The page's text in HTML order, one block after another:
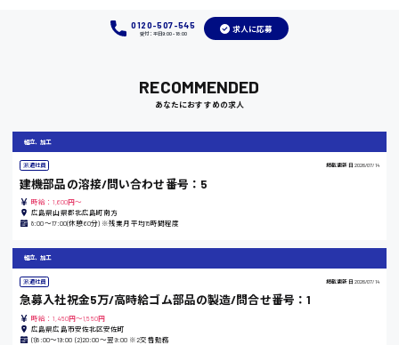
大阪府
竹原市
熊本県
時給1300円〜
0120-507-545
受付：平日9:00 - 18:00
求人に応募
RECOMMENDED
あなたにおすすめの求人
組立、加工
派遣社員 掲載更新日 2026/07/14
建機部品の溶接/問い合わせ番号：5
時給：1,600円～
広島県山県郡北広島町南方
8:00〜17:00(休憩60分) ※残業月平均15時間程度
組立、加工
派遣社員 掲載更新日 2026/07/14
急募入社祝金5万/高時給ゴム部品の製造/問合せ番号：1
時給：1,450円～1,550円
広島県広島市安佐北区安佐町
(1)8:00〜19:00 (2)20:00〜翌9:00 ※2交替勤務